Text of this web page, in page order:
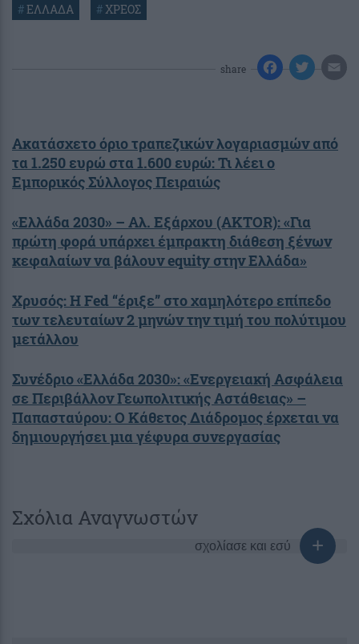
#ΕΛΛΑΔΑ #ΧΡΕΟΣ
share
Ακατάσχετο όριο τραπεζικών λογαριασμών από
τα 1.250 ευρώ στα 1.600 ευρώ: Τι λέει ο
Εμπορικός Σύλλογος Πειραιώς
«Ελλάδα 2030» – Αλ. Εξάρχου (AKTOR): «Για
πρώτη φορά υπάρχει έμπρακτη διάθεση ξένων
κεφαλαίων να βάλουν equity στην Ελλάδα»
Χρυσός: Η Fed “έριξε” στο χαμηλότερο επίπεδο
των τελευταίων 2 μηνών την τιμή του πολύτιμου
μετάλλου
Συνέδριο «Ελλάδα 2030»: «Ενεργειακή Ασφάλεια
σε Περιβάλλον Γεωπολιτικής Αστάθειας» –
Παπασταύρου: O Κάθετος Διάδρομος έρχεται να
δημιουργήσει μια γέφυρα συνεργασίας
Σχόλια Αναγνωστών
σχολίασε και εσύ